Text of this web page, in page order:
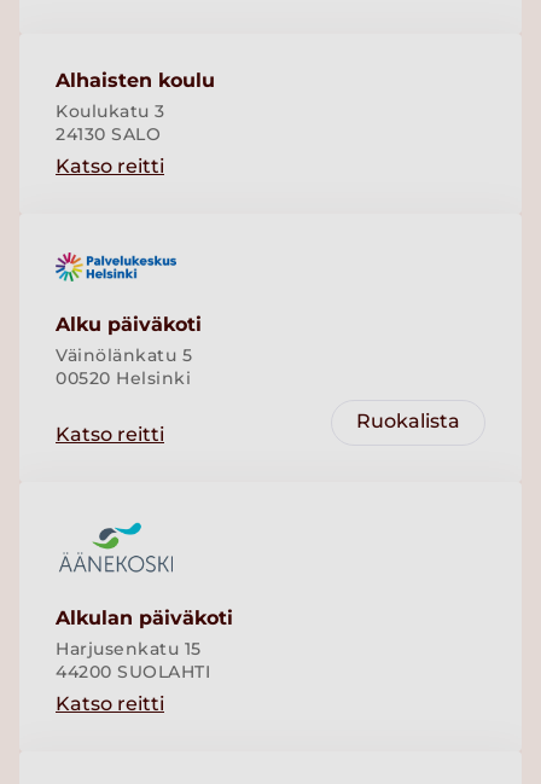
Alhaisten koulu
Koulukatu 3
24130 SALO
Katso reitti
Alku päiväkoti
Väinölänkatu 5
00520 Helsinki
Katso reitti
Ruokalista
Alkulan päiväkoti
Harjusenkatu 15
44200 SUOLAHTI
Katso reitti